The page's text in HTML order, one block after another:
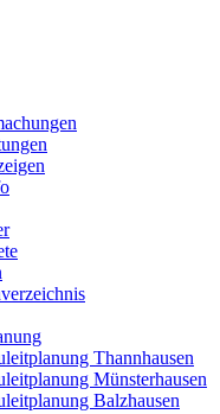
Thannhausen
Münsterhausen
Balzhausen